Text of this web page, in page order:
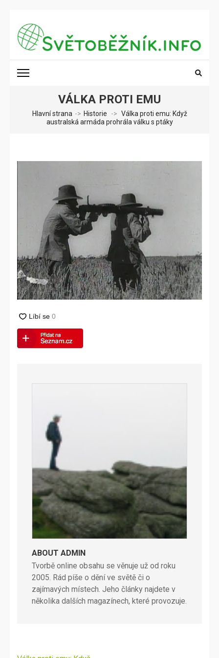
obsah
(stiskněte
Enter)
SVĚTOBĚŽNÍK.INFO
VÁLKA PROTI EMU
Hlavní strana -> Historie -> Válka proti emu: Když
australská armáda prohrála válku s ptáky
ABOUT ADMIN
Tvorbě online obsahu se věnuje už od roku
2005. Rád píše o dění ve světě či o
zajímavých místech. Jeho články najdete v
několika dalších magazínech, které provozuje.